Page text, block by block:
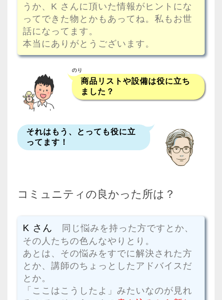
うか、K さんに頂いた情報がヒントにな
ってできた物とかもあってね。私もお世
話になってます。
本当にありがとうございます。
のり
商品リストや設備は役に立ち
ました？
それはもう、とっても役に立
ってます！
コミュニティの良かった所は？
K さん 同じ悩みを持った方ですとか、
その人たちの色んなやりとり。
あとは、その悩みをすでに解決された方
とか、講師のちょっとしたアドバイスだ
とか。
「ここはこうしたよ」みたいなのが見れ